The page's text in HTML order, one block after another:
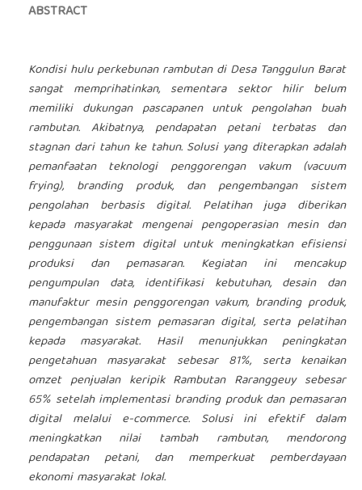
ABSTRACT
Kondisi hulu perkebunan rambutan di Desa Tanggulun Barat
sangat memprihatinkan, sementara sektor hilir belum
memiliki dukungan pascapanen untuk pengolahan buah
rambutan. Akibatnya, pendapatan petani terbatas dan
stagnan dari tahun ke tahun. Solusi yang diterapkan adalah
pemanfaatan teknologi penggorengan vakum (vacuum
frying), branding produk, dan pengembangan sistem
pengolahan berbasis digital. Pelatihan juga diberikan
kepada masyarakat mengenai pengoperasian mesin dan
penggunaan sistem digital untuk meningkatkan efisiensi
produksi dan pemasaran. Kegiatan ini mencakup
pengumpulan data, identifikasi kebutuhan, desain dan
manufaktur mesin penggorengan vakum, branding produk,
pengembangan sistem pemasaran digital, serta pelatihan
kepada masyarakat. Hasil menunjukkan peningkatan
pengetahuan masyarakat sebesar 81%, serta kenaikan
omzet penjualan keripik Rambutan Raranggeuy sebesar
65% setelah implementasi branding produk dan pemasaran
digital melalui e-commerce. Solusi ini efektif dalam
meningkatkan nilai tambah rambutan, mendorong
pendapatan petani, dan memperkuat pemberdayaan
ekonomi masyarakat lokal.